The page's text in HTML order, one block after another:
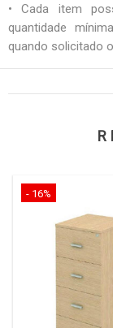
• Cada item
quantidade
quando solicitado
- 16%